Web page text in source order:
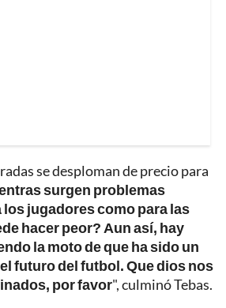
se desploman de precio para
surgen problemas
jugadores como para las
hacer peor? Aun así, hay
la moto de que ha sido un
futuro del futbol. Que dios nos
por favor", culminó Tebas.